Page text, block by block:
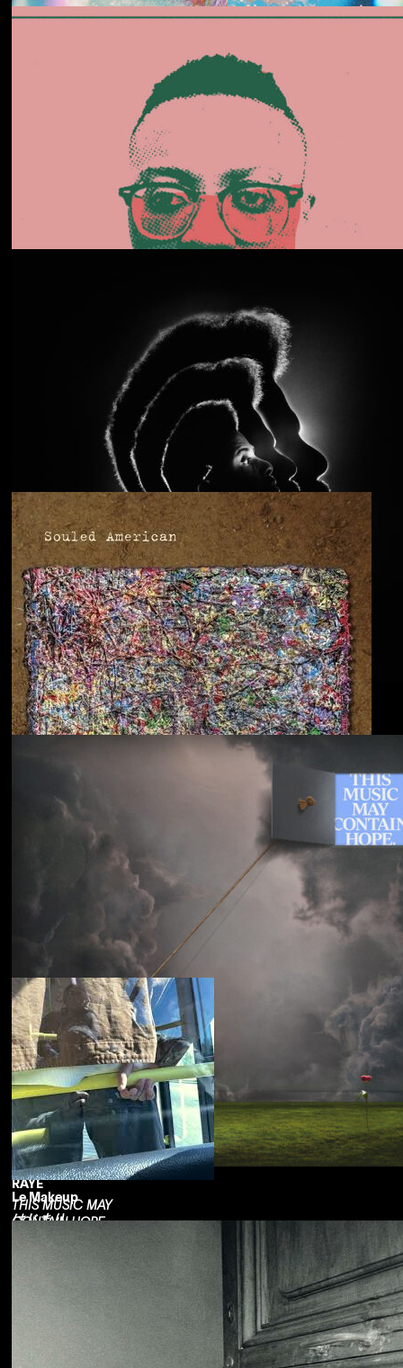
You’re Free to Go
Blu & Exile
Time Heals Everything
Souled American
RAYE
THIS MUSIC MAY
CONTAIN HOPE.
Le Makeup
はじまり